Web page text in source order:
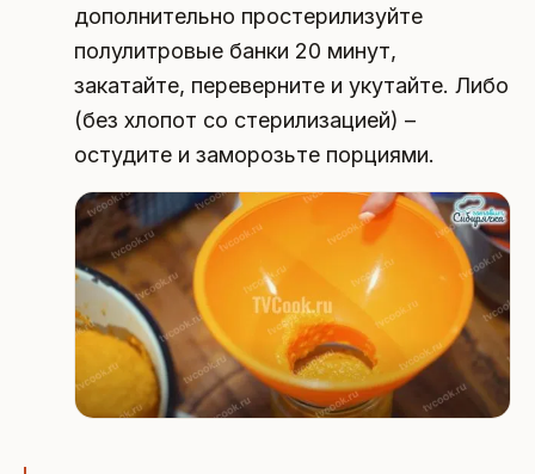
дополнительно простерилизуйте
полулитровые банки 20 минут,
закатайте, переверните и укутайте. Либо
(без хлопот со стерилизацией) –
остудите и заморозьте порциями.